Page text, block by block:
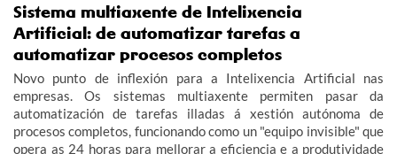
Sistema multiaxente de Intelixencia
Artificial: de automatizar tarefas a
automatizar procesos completos
Novo punto de inflexión para a Intelixencia Artificial nas
empresas. Os sistemas multiaxente permiten pasar da
automatización de tarefas illadas á xestión autónoma de
procesos completos, funcionando como un "equipo invisible" que
opera as 24 horas para mellorar a eficiencia e a produtividade